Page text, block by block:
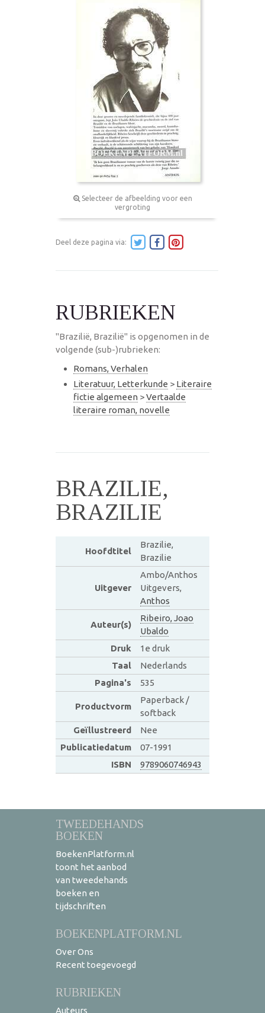
Selecteer de afbeelding voor een
vergroting
Deel deze pagina via:
RUBRIEKEN
"Brazilië, Brazilië" is opgenomen in de
volgende (sub-)rubrieken:
Romans, Verhalen
Literatuur, Letterkunde > Literaire
fictie algemeen >Vertaalde
literaire roman, novelle
BRAZILIE,
BRAZILIE
Hoofdtitel
Brazilie,
Brazilie
Uitgever
Ambo/Anthos
Uitgevers,
Anthos
Auteur(s)
Ribeiro, Joao
Ubaldo
Druk
1e druk
Taal
Nederlands
Pagina's
535
Productvorm
Paperback /
softback
Geïllustreerd
Nee
Publicatiedatum
07-1991
ISBN
9789060746943
TWEEDEHANDS
BOEKEN
BoekenPlatform.nl
toont het aanbod
van tweedehands
boeken en
tijdschriften
BOEKENPLATFORM.NL
Over Ons
Recent toegevoegd
RUBRIEKEN
Auteurs